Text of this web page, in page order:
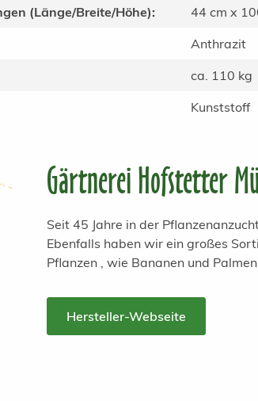
(Länge/Breite/Höhe):
44 cm x
Anthrazit
ca. 110 kg
Kunststoff
Gärtnerei Hofstetter
Seit 45 Jahre in der
Ebenfalls haben wir ein großes
Pflanzen , wie Bananen und
Hersteller-Webseite